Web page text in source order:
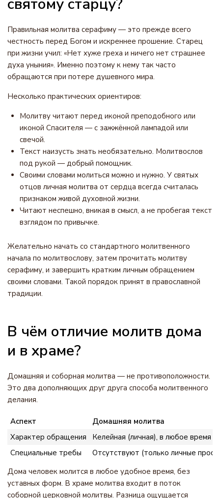
святому старцу?
Правильная молитва серафиму — это прежде всего
честность перед Богом и искреннее прошение. Старец
при жизни учил: «Нет хуже греха и ничего нет страшнее
духа уныния». Именно поэтому к нему так часто
обращаются при потере душевного мира.
Несколько практических ориентиров:
Молитву читают перед иконой преподобного или
иконой Спасителя — с зажжённой лампадой или
свечой.
Текст наизусть знать необязательно. Молитвослов
под рукой — добрый помощник.
Своими словами молиться можно и нужно. У святых
отцов личная молитва от сердца всегда считалась
признаком живой духовной жизни.
Читают неспешно, вникая в смысл, а не пробегая текст
взглядом по привычке.
Желательно начать со стандартного молитвенного
начала по молитвослову, затем прочитать молитву
серафиму, и завершить кратким личным обращением
своими словами. Такой порядок принят в православной
традиции.
В чём отличие молитв дома
и в храме?
Домашняя и соборная молитва — не противоположности.
Это два дополняющих друг друга способа молитвенного
делания.
Аспект
Домашняя молитва
Характер обращения
Келейная (личная), в любое время и
Специальные требы
Отсутствуют (только личные
Дома человек молится в любое удобное время, без
уставных форм. В храме молитва входит в поток
соборной церковной молитвы. Разница ощущается